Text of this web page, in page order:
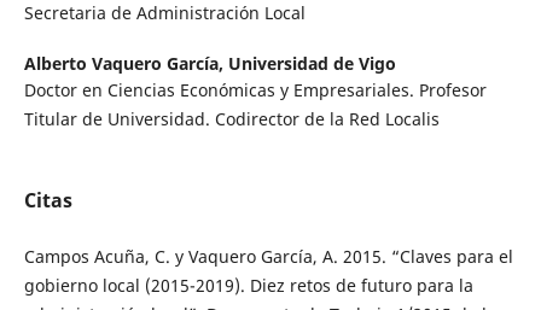
Secretaria de Administración Local
Alberto Vaquero García, Universidad de Vigo
Doctor en Ciencias Económicas y Empresariales. Profesor
Titular de Universidad. Codirector de la Red Localis
Citas
Campos Acuña, C. y Vaquero García, A. 2015. “Claves para el
gobierno local (2015-2019). Diez retos de futuro para la